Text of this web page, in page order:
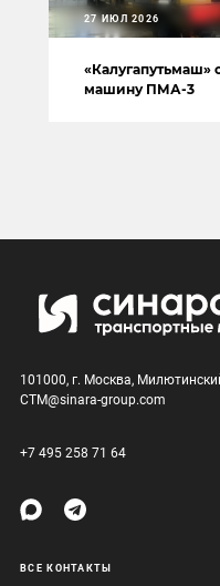
«Калугапутьмаш»
машину ПМА-3
27 ИЮЛ 2026
101000, г. Москва,
CTM@sinara-group.com
+7 495 258 71 64
ВСЕ КОНТАКТЫ